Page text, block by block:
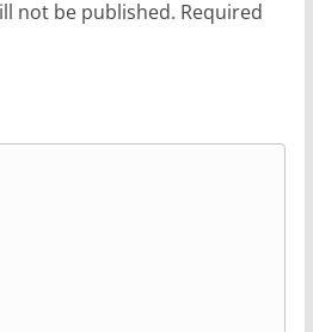
not be published. Required